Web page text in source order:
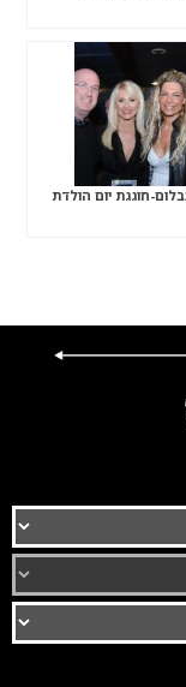
חוגגת יום הולדת